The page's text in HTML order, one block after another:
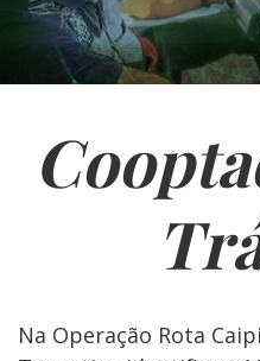
Na Operação Rota